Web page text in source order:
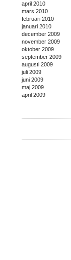
april 2010
mars 2010
februari 2010
januari 2010
december 2009
november 2009
oktober 2009
september 2009
augusti 2009
juli 2009
juni 2009
maj 2009
april 2009